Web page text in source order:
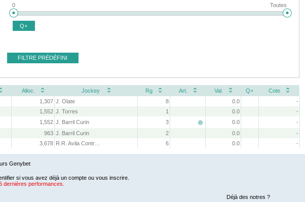
0 Toutes
Q+
FILTRE PRÉDÉFINI
Alloc. Jockey Rg Art. Val. Q+
Cote
1,307 J. Olate 8 0.0
-
1,552 J. Torres 1 0.0
-
1,552 J. Barril Curin 3  0.0
-
963 J. Barril Curin 2 0.0
-
3,678 6 0.0 -
Genybet
si vous avez déjà un compte ou vous inscrire.
dernières performances.
Déjà des notres ?